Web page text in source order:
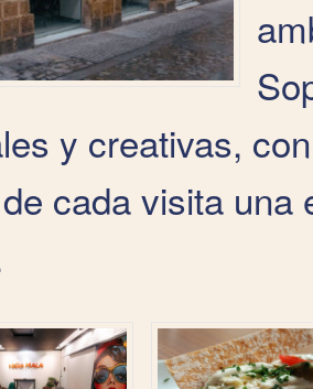
y creativas,
cada visita